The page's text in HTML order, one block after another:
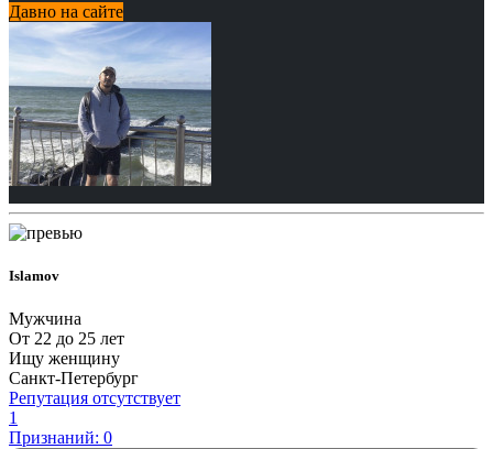
Давно на сайте
Islamov
Мужчина
От 22 до 25 лет
Ищу женщину
Санкт-Петербург
Репутация отсутствует
1
Признаний: 0